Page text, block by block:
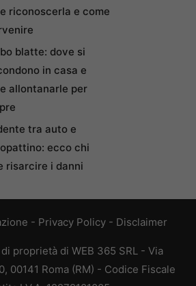
riconoscerla e come
blatte: dove si
in casa e
allontanarle per
tra auto e
ecco chi
risarcire i danni
- Privacy Policy - Disclaimer
proprietà di WEB 365 SRL - Via
00141 Roma (RM) - Codice Fiscale